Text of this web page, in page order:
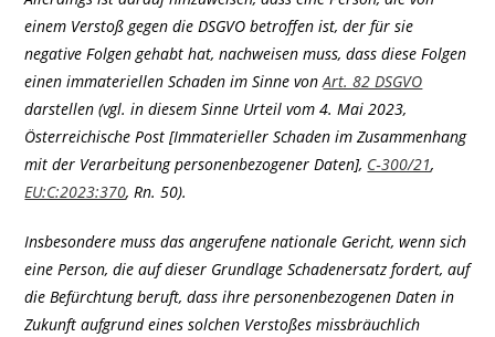
einem Verstoß gegen die DSGVO betroffen ist, der für sie
negative Folgen gehabt hat, nachweisen muss, dass diese Folgen
einen immateriellen Schaden im Sinne vonArt. 82 DSGVO
darstellen (vgl. in diesem Sinne Urteil vom 4. Mai 2023,
Österreichische Post [Immaterieller Schaden im Zusammenhang
mit der Verarbeitung personenbezogener Daten], C‑300/21,
EU:C:2023:370, Rn. 50).
Insbesondere muss das angerufene nationale Gericht, wenn sich
eine Person, die auf dieser Grundlage Schadenersatz fordert, auf
die Befürchtung beruft, dass ihre personenbezogenen Daten in
Zukunft aufgrund eines solchen Verstoßes missbräuchlich